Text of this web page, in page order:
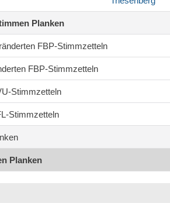
Planken
FBP-Stimmzetteln
FBP-Stimmzetteln
Stimmzetteln
Stimmzetteln
Planken